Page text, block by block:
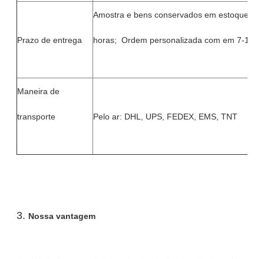
Prazo de entrega
Amostra e bens conservados em estoque
horas; Ordem personalizada com em 7-10
Maneira de
transporte Pelo ar: DHL, UPS, FEDEX, EMS, TNT
3. Nossa vantagem